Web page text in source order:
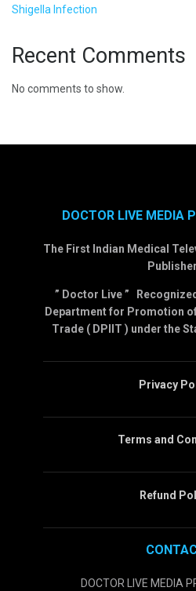
Shigella Infection
Recent Comments
No comments to show.
DOCTOR LIVE MEDIA
The First Indian Medical
” Doctor Live ”
Department for Promotion
Trade ( DPIIT ) under the
Privacy
Terms and
Refund
DOCTOR LIVE MEDIA